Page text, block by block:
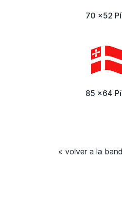
70 x52
85 x64
« volver a la